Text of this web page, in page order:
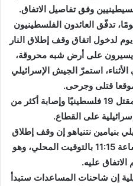
وفق تفاصيل الاتفاق.
حرب طاحنة استمرت 470 يومًا، تدفّق العائدون الفلسطينيون
لدخول اتفاق وقف إطلاق النار
يسيرون على أرض شبه محروقة،
استمرّ الجيش الإسرائيلي
قتلى وجرحى.
وأفاد الدفاع المدني الفلسطيني بمقتل 19 فلسطينيًا وإصابة أكثر من
بنيامين نتنياهو إن وقف إطلاق
النار في قطاع غزة سيبدأ عند الساعة 11:15 بالتوقيت المحلي، وهو
عليه.
القناة 12 الإسرائيلية إن شاحنات المساعدات ستبدأ